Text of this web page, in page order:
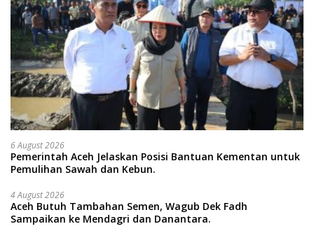
6 August 2026
Pemerintah Aceh Jelaskan Posisi Bantuan Kementan untuk
Pemulihan Sawah dan Kebun.
4 August 2026
Aceh Butuh Tambahan Semen, Wagub Dek Fadh
Sampaikan ke Mendagri dan Danantara.